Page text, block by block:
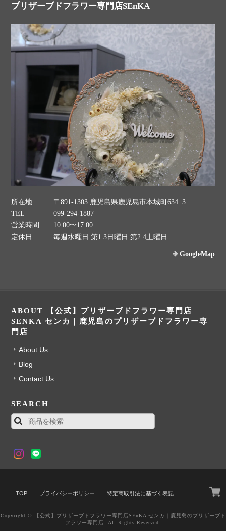
プリザーブドフラワー専門店SEnKA
所在地
〒891-1303 鹿児島県鹿児島市本城町634−3
TEL
099-294-1887
営業時間
10:00〜17:00
定休日
毎週水曜日 第1.3日曜日 第2.4土曜日
GoogleMap
ABOUT 【公式】プリザーブドフラワー専門店
SENKA センカ｜鹿児島のプリザーブドフラワー専
門店
About Us
Blog
Contact Us
SEARCH
TOP プライバシーポリシー 特定商取引法に基づく表記
Copyright © 【公式】プリザーブドフラワー専門店SEnKA センカ｜鹿児島のプリザーブド
フラワー専門店. All Rights Reserved.